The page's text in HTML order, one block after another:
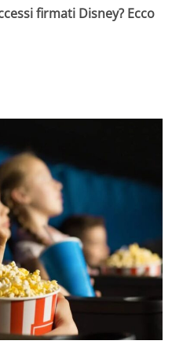
firmati Disney? Ecco